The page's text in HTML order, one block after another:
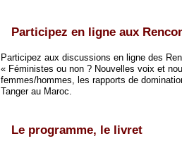
Participez en ligne aux
Participez aux discussions en ligne des
« Féministes ou non ? Nouvelles voix et
femmes/hommes, les rapports de
Tanger au Maroc.
Le programme, le livret